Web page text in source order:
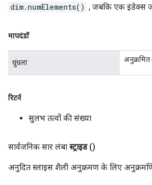
dim.numElements() , जबकि एक इंडेक्स
मापदंडों
धुंधला
रिटर्न
सुलभ तत्वों की संख्या
सार्वजनिक सार लंबा स्ट्राइड ()
अनुदित स्लाइस शैली अनुक्रमण के लिए